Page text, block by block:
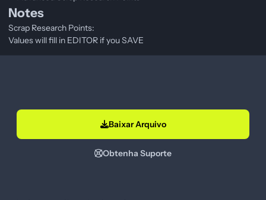
Notes
Scrap Research Points:
Values will fill in EDITOR if you SAVE
Baixar Arquivo
Obtenha Suporte